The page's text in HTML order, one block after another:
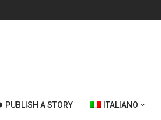
PUBLISH A STORY ITALIANO